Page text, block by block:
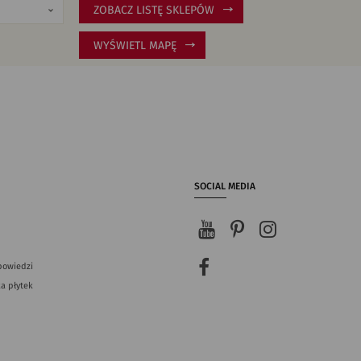
ZOBACZ LISTĘ SKLEPÓW
WYŚWIETL MAPĘ
płytek
SOCIAL MEDIA